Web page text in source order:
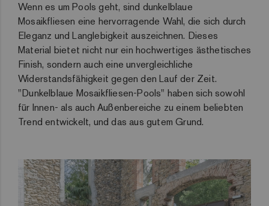
Wenn es um Pools geht, sind dunkelblaue
Mosaikfliesen eine hervorragende Wahl, die sich durch
Eleganz und Langlebigkeit auszeichnen. Dieses
Material bietet nicht nur ein hochwertiges ästhetisches
Finish, sondern auch eine unvergleichliche
Widerstandsfähigkeit gegen den Lauf der Zeit.
"Dunkelblaue Mosaikfliesen-Pools" haben sich sowohl
für Innen- als auch Außenbereiche zu einem beliebten
Trend entwickelt, und das aus gutem Grund.